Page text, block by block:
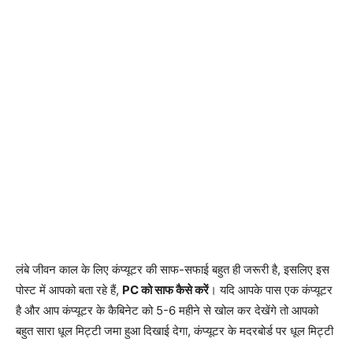
लंबे जीवन काल के लिए कंप्यूटर की साफ-सफाई बहुत ही जरूरी है, इसलिए इस
पोस्ट में आपको बता रहे हैं, PC को साफ कैसे करें। यदि आपके पास एक कंप्यूटर
है और आप कंप्यूटर के कैबिनेट को 5-6 महीने से खोल कर देखेंगे तो आपको
बहुत सारा धूल मिट्टी जमा हुआ दिखाई देगा, कंप्यूटर के मदरबोर्ड पर धूल मिट्टी